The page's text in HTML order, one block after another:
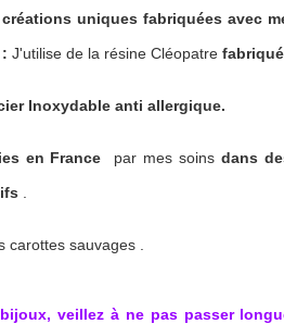
uniques fabriquées avec
J'utilise de la résine Cléopatre
Inoxydable anti allergique.
en France par mes soins dans
sauvages .
veillez à ne pas passer